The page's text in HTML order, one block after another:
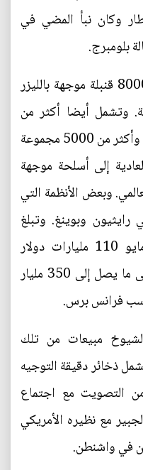
وكان نبأ المضي في
بلومبرج.
وتشمل صفقة 2015 أكثر من 8000 قنبلة موجهة بالليزر
وتشمل أيضا أكثر من
عشرة آلاف قنبلة للأغراض العامة وأكثر من 5000 مجموعة
إلى أسلحة موجهة
وبعض الأنظمة التي
وبوينغ. وتبلغ
قيمة الصفقة المعلنة في أيار/مايو 110 مليارات دولار
وتتضمن خيارات ترفع قيمتها إلى ما يصل إلى 350 مليار
فرانس برس.
مبيعات من تلك
دولار تشمل ذخائر دقيقة التوجيه
التصويت مع اجتماع
مع نظيره الأمريكي
في واشنطن.